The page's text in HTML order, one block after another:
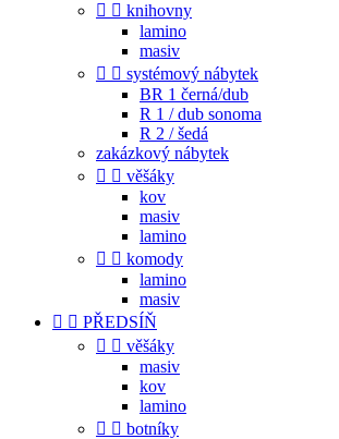
  knihovny
lamino
masiv
  systémový nábytek
BR 1 černá/dub
R 1 / dub sonoma
R 2 / šedá
zakázkový nábytek
  věšáky
kov
masiv
lamino
  komody
lamino
masiv
  PŘEDSÍŇ
  věšáky
masiv
kov
lamino
  botníky